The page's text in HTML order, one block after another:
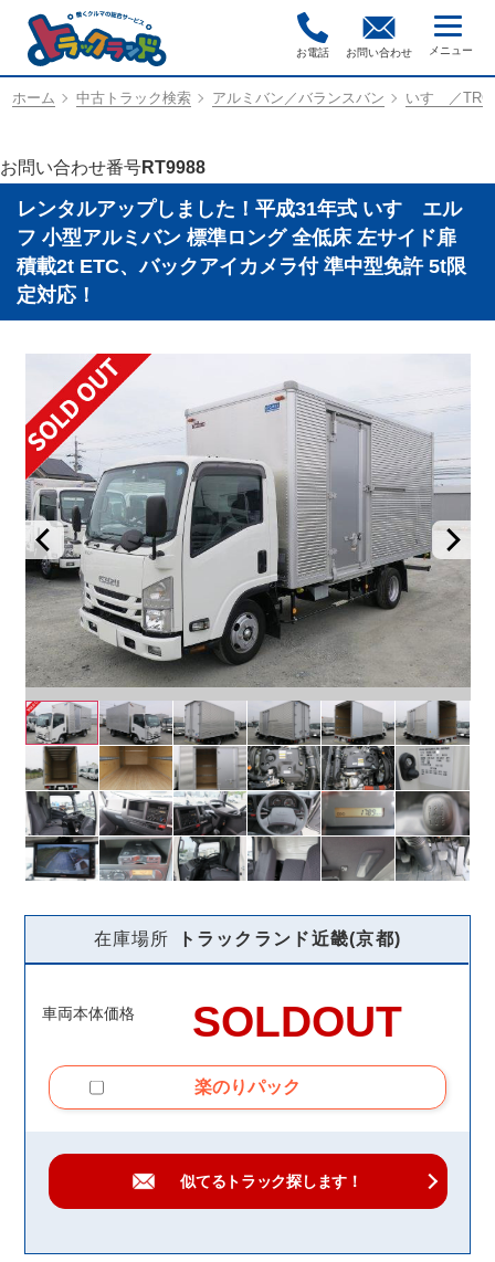
お電話 お問い合わせ
ホーム 中古トラック検索 アルミバン／バランスバン いすゞ／
お問い合わせ番号RT9988
レンタルアップしました！平成31年式 いすゞエル
フ 小型アルミバン 標準ロング 全低床 左サイド扉
積載2t ETC、バックアイカメラ付 準中型免許 5t限
定対応！
在庫場所 トラックランド近畿(京都)
車両本体価格 SOLDOUT
楽のりパック
似てるトラック探します！